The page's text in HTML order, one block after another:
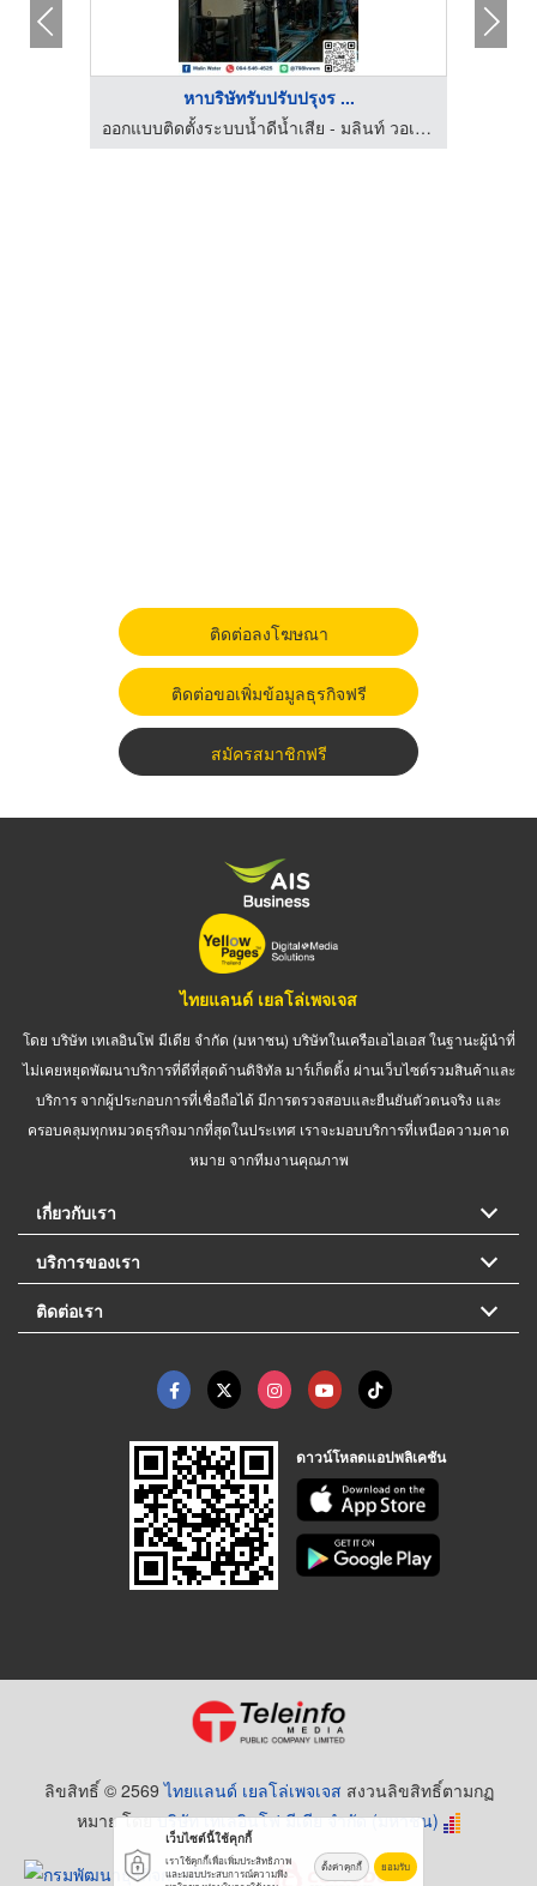
หาบริษัทรับปรับปรุงร ...
ออกแบบติดตั้งระบบน้ำดีน้ำเสีย - มลินท์ วอเตอร์
ติดต่อลงโฆษณา
ติดต่อขอเพิ่มข้อมูลธุรกิจฟรี
สมัครสมาชิกฟรี
ไทยแลนด์ เยลโล่เพจเจส
โดย บริษัท เทเลอินโฟ มีเดีย จำกัด (มหาชน) บริษัทในเครือเอไอเอส ในฐานะผู้นำที่
ไม่เคยหยุดพัฒนาบริการที่ดีที่สุดด้านดิจิทัล มาร์เก็ตติ้ง ผ่านเว็บไซต์รวมสินค้าและ
บริการ จากผู้ประกอบการที่เชื่อถือได้ มีการตรวจสอบและยืนยันตัวตนจริง และ
ครอบคลุมทุกหมวดธุรกิจมากที่สุดในประเทศ เราจะมอบบริการที่เหนือความคาด
หมาย จากทีมงานคุณภาพ
เกี่ยวกับเรา
บริการของเรา
ติดต่อเรา
ดาวน์โหลดแอปพลิเคชัน
ลิขสิทธิ์ © 2569ไทยแลนด์ เยลโล่เพจเจส สงวนลิขสิทธิ์ตามกฏ
หมาย โดยบริษัท เทเลอินโฟ มีเดีย จำกัด (มหาชน)
เว็บไซต์นี้ใช้คุกกี้
เราใช้คุกกี้เพื่อเพิ่มประสิทธิภาพ
และมอบประสบการณ์ความพึง
ตั้งค่าคุกกี้ ยอมรับ